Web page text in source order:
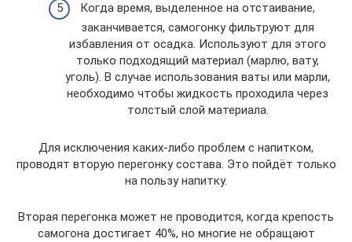
Когда время, выделенное на отстаивание,
заканчивается, самогонку фильтруют для
избавления от осадка. Используют для этого
только подходящий материал (марлю, вату,
уголь). В случае использования ваты или марли,
необходимо чтобы жидкость проходила через
толстый слой материала.
Для исключения каких-либо проблем с напитком,
проводят вторую перегонку состава. Это пойдёт только
на пользу напитку.
Вторая перегонка может не проводится, когда крепость
самогона достигает 40%, но многие не обращают